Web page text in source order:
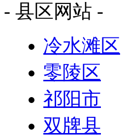
- 县区网站 -
冷水滩区
零陵区
祁阳市
双牌县